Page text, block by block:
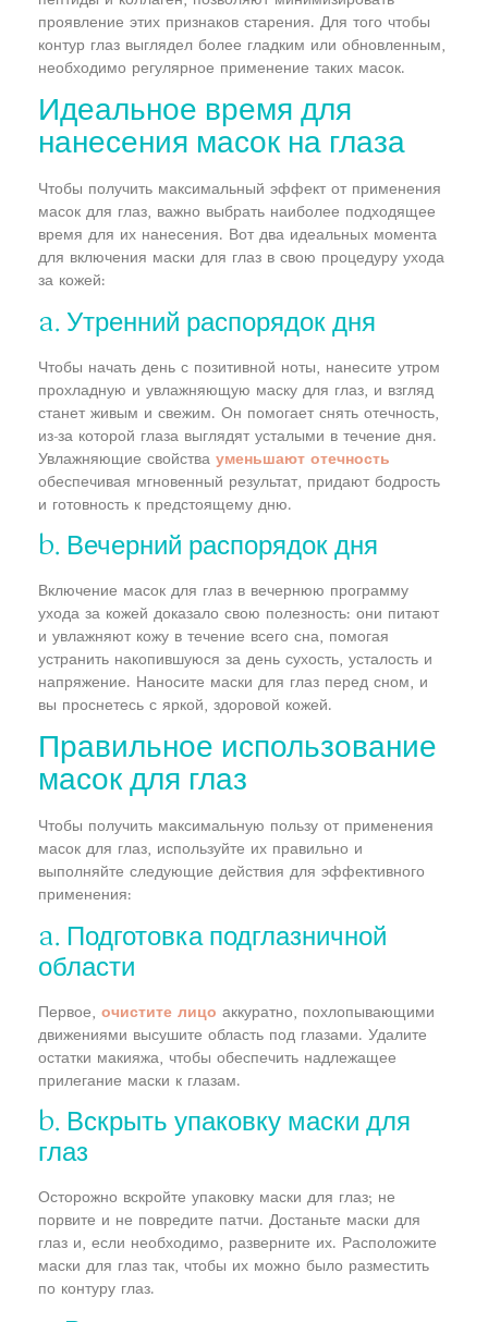
проявление этих признаков старения. Для того чтобы
контур глаз выглядел более гладким или обновленным,
необходимо регулярное применение таких масок.
Идеальное время для
нанесения масок на глаза
Чтобы получить максимальный эффект от применения
масок для глаз, важно выбрать наиболее подходящее
время для их нанесения. Вот два идеальных момента
для включения маски для глаз в свою процедуру ухода
за кожей:
a. Утренний распорядок дня
Чтобы начать день с позитивной ноты, нанесите утром
прохладную и увлажняющую маску для глаз, и взгляд
станет живым и свежим. Он помогает снять отечность,
из-за которой глаза выглядят усталыми в течение дня.
Увлажняющие свойства уменьшают отечность
обеспечивая мгновенный результат, придают бодрость
и готовность к предстоящему дню.
b. Вечерний распорядок дня
Включение масок для глаз в вечернюю программу
ухода за кожей доказало свою полезность: они питают
и увлажняют кожу в течение всего сна, помогая
устранить накопившуюся за день сухость, усталость и
напряжение. Наносите маски для глаз перед сном, и
вы проснетесь с яркой, здоровой кожей.
Правильное использование
масок для глаз
Чтобы получить максимальную пользу от применения
масок для глаз, используйте их правильно и
выполняйте следующие действия для эффективного
применения:
a. Подготовка подглазничной
области
Первое, очистите лицо аккуратно, похлопывающими
движениями высушите область под глазами. Удалите
остатки макияжа, чтобы обеспечить надлежащее
прилегание маски к глазам.
b. Вскрыть упаковку маски для
глаз
Осторожно вскройте упаковку маски для глаз; не
порвите и не повредите патчи. Достаньте маски для
глаз и, если необходимо, разверните их. Расположите
маски для глаз так, чтобы их можно было разместить
по контуру глаз.